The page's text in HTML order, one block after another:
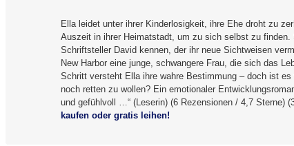
Ella leidet unter ihrer Kinderlosigkeit, ihre Ehe droht zu
Auszeit in ihrer Heimatstadt, um zu sich selbst zu finden.
Schriftsteller David kennen, der ihr neue Sichtweisen
New Harbor eine junge, schwangere Frau, die sich das
Schritt versteht Ella ihre wahre Bestimmung – doch ist
noch retten zu wollen? Ein emotionaler
und gefühlvoll …“ (Leserin) (6 Rezensionen / 4,7 Sterne)
kaufen oder gratis leihen!